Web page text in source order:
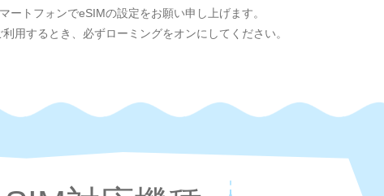
ートフォンでeSIMの設定をお願い申し上げます。
用するとき、必ずローミングをオンにしてください。